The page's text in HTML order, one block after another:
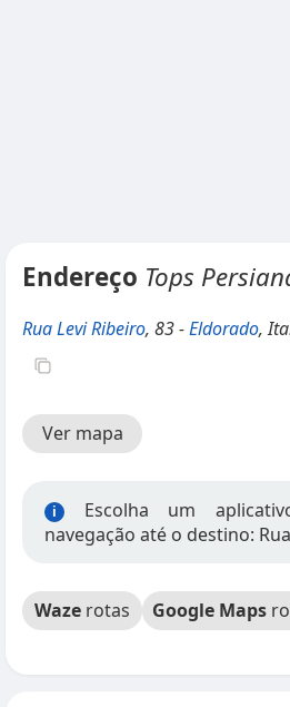
Endereço Tops
Rua Levi Ribeiro, 83 -Eldorado,
Ver mapa
i
Escolha um
navegação até o destino:
Waze rotas Google Maps